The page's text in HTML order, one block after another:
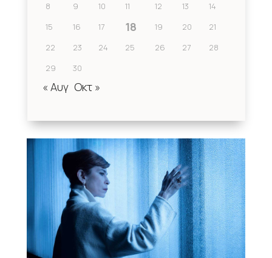
8
9 10 11 12 13
14
15
16 17 18 19 20
21
22
23 24 25 26 27
28
29
30
« Αυγ Οκτ »